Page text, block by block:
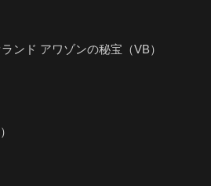
ンド アワゾンの秘宝（VB）